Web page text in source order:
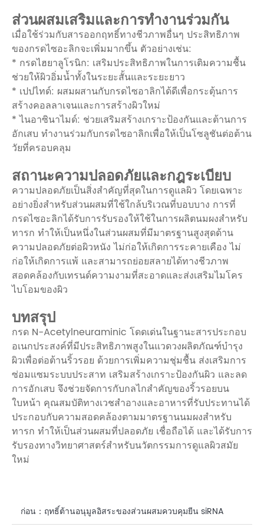
ส่วนผสมเสริมและการทำงานร่วมกัน
เมื่อใช้ร่วมกับสารออกฤทธิ์ทางชีวภาพอื่นๆ ประสิทธิภาพ
ของกรดไซอะลิกจะเพิ่มมากขึ้น ตัวอย่างเช่น:
* กรดไฮยาลูโรนิก: เสริมประสิทธิภาพในการเติมความชื้น
ช่วยให้ผิวอิ่มน้ำทั้งในระยะสั้นและระยะยาว
* เปปไทด์: ผสมผสานกับกรดไซอาลิกได้ดีเพื่อกระตุ้นการ
สร้างคอลลาเจนและการสร้างผิวใหม่
* ไนอาซินาไมด์: ช่วยเสริมสร้างเกราะป้องกันและต้านการ
อักเสบ ทำงานร่วมกับกรดไซอาลิกเพื่อให้เป็นโซลูชันต่อต้าน
วัยที่ครอบคลุม
สถานะความปลอดภัยและกฎระเบียบ
ความปลอดภัยเป็นสิ่งสำคัญที่สุดในการดูแลผิว โดยเฉพาะ
อย่างยิ่งสำหรับส่วนผสมที่ใช้ใกล้บริเวณที่บอบบาง การที่
กรดไซอะลิกได้รับการรับรองให้ใช้ในการผลิตนมผงสำหรับ
ทารก ทำให้เป็นหนึ่งในส่วนผสมที่มีมาตรฐานสูงสุดด้าน
ความปลอดภัยต่อผิวหนัง ไม่ก่อให้เกิดการระคายเคือง ไม่
ก่อให้เกิดการแพ้ และสามารถย่อยสลายได้ทางชีวภาพ
สอดคล้องกับเทรนด์ความงามที่สะอาดและส่งเสริมไมโคร
ไบโอมของผิว
บทสรุป
กรด N-Acetylneuraminic โดดเด่นในฐานะสารประกอบ
อเนกประสงค์ที่มีประสิทธิภาพสูงในแวดวงผลิตภัณฑ์บำรุง
ผิวเพื่อต่อต้านริ้วรอย ด้วยการเพิ่มความชุ่มชื้น ส่งเสริมการ
ซ่อมแซมระบบประสาท เสริมสร้างเกราะป้องกันผิว และลด
การอักเสบ จึงช่วยจัดการกับกลไกสำคัญของริ้วรอยบน
ใบหน้า คุณสมบัติทางเวชสำอางและอาหารที่รับประทานได้
ประกอบกับความสอดคล้องตามมาตรฐานนมผงสำหรับ
ทารก ทำให้เป็นส่วนผสมที่ปลอดภัย เชื่อถือได้ และได้รับการ
รับรองทางวิทยาศาสตร์สำหรับนวัตกรรมการดูแลผิวสมัย
ใหม่
ก่อน： ฤทธิ์ต้านอนุมูลอิสระของส่วนผสมควบคุมยีน siRNA